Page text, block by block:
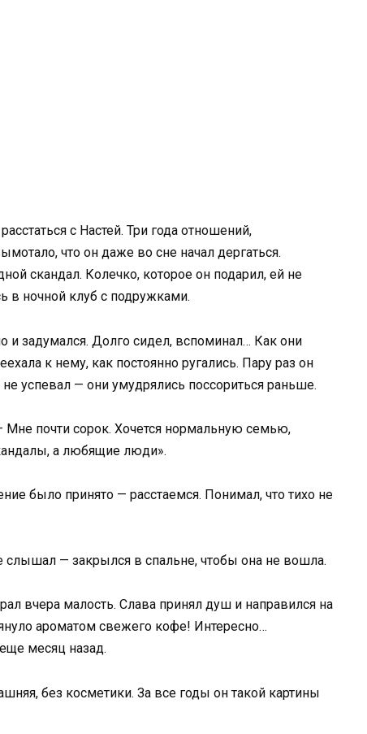
с Настей. Три года отношений,
что он даже во сне начал дергаться.
скандал. Колечко, которое он подарил, ей не
в ночной клуб с подружками.
и задумался. Долго сидел, вспоминал… Как они
к нему, как постоянно ругались. Пару раз он
успевал — они умудрялись поссориться раньше.
Мне почти сорок. Хочется нормальную семью,
а любящие люди».
было принято — расстаемся. Понимал, что тихо не
слышал — закрылся в спальне, чтобы она не вошла.
вчера малость. Слава принял душ и направился на
ароматом свежего кофе! Интересно…
месяц назад.
без косметики. За все годы он такой картины